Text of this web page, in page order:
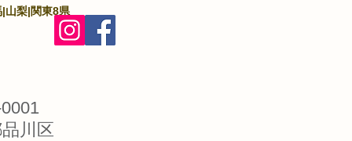
山梨|関東8県
川区